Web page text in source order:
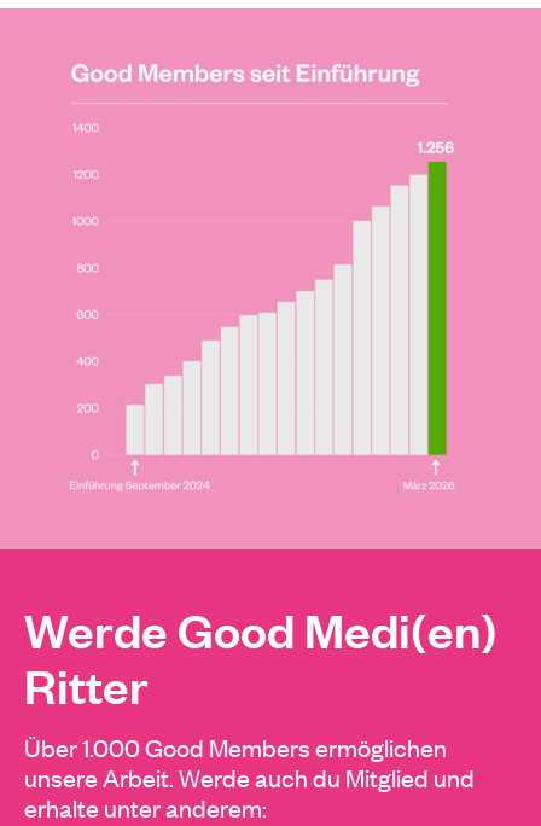
Werde Good Medi(en)
Ritter
Über 1.000 Good Members ermöglichen
unsere Arbeit. Werde auch du Mitglied und
erhalte unter anderem: